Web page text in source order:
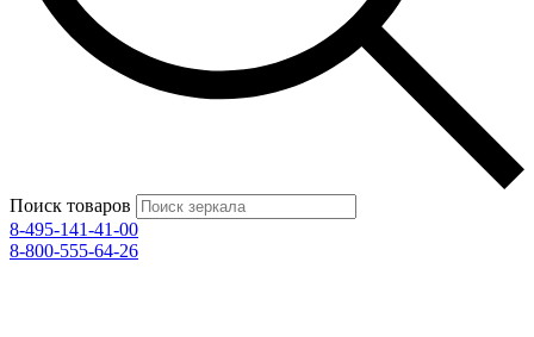
Поиск товаров
8-495-141-41-00
8-800-555-64-26